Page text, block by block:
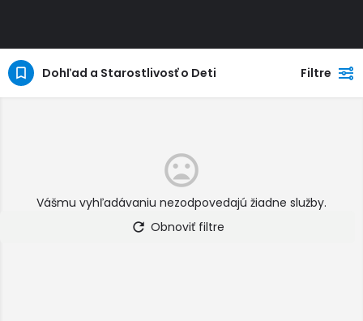
Dohľad a Starostlivosť o Deti Filtre
Vášmu vyhľadávaniu nezodpovedajú žiadne služby.
Obnoviť filtre